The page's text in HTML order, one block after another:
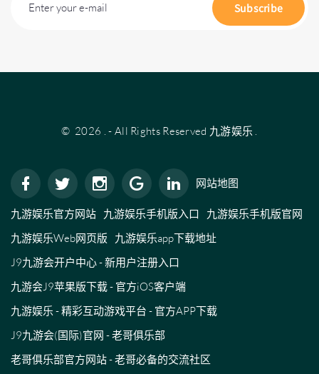
Enter your e-mail Subscribe
© 2026 .- All Rights Reserved 九游娱乐 .
网站地图
九游娱乐官方网站 九游娱乐手机版入口
九游娱乐手机版官网
九游娱乐Web网页版
九游娱乐app下载地址
J9九游会开户中心 - 新用户注册入口
九游会J9苹果版下载 - 官方iOS客户端
九游娱乐 - 精彩互动游戏平台 - 官方APP下载
J9九游会(国际)官网 - 老哥俱乐部
老哥俱乐部官方网站 - 老哥必备的交流社区